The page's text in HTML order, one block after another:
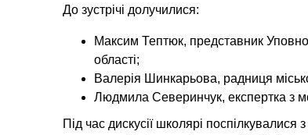
До зустрічі долучилися:
Максим Тептюк, представник
області;
Валерія Шинкарьова, радниця
Людмила Северинчук, експертка з
Під час дискусії школярі